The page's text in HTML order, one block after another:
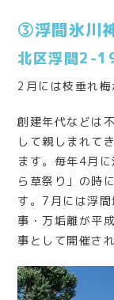
③浮間氷川
北区浮間2-
2月には枝垂れ梅
創建年代などは
して親しまれて
ます。毎年4月
ら草祭り」の時
す。7月には浮
事・万垢離が平
事として開催さ